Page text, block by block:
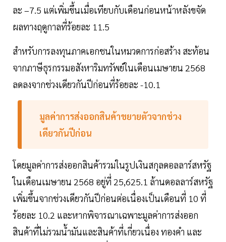
ละ –7.5 แต่เพิ่มขึ้นเมื่อเทียบกับเดือนก่อนหน้าหลังขจัด
ผลทางฤดูกาลที่ร้อยละ 11.5
สำหรับการลงทุนภาคเอกชนในหมวดการก่อสร้าง สะท้อน
จากภาษีธุรกรรมอสังหาริมทรัพย์ในเดือนเมษายน 2568
ลดลงจากช่วงเดียวกันปีก่อนที่ร้อยละ -10.1
มูลค่าการส่งออกสินค้าขยายตัวจากช่วง
เดียวกันปีก่อน
โดยมูลค่าการส่งออกสินค้ารวมในรูปเงินสกุลดอลลาร์สหรัฐ
ในเดือนเมษายน 2568 อยู่ที่ 25,625.1 ล้านดอลลาร์สหรัฐ
เพิ่มขึ้นจากช่วงเดียวกันปีก่อนต่อเนื่องเป็นเดือนที่ 10 ที่
ร้อยละ 10.2 และหากพิจารณาเฉพาะมูลค่าการส่งออก
สินค้าที่ไม่รวมน้ำมันและสินค้าที่เกี่ยวเนื่อง ทองคำ และ